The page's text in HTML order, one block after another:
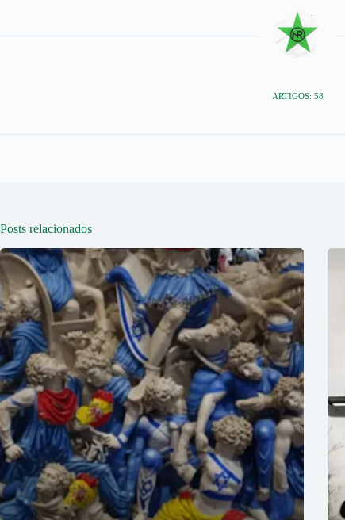
ARTIGOS: 58
Posts relacionados